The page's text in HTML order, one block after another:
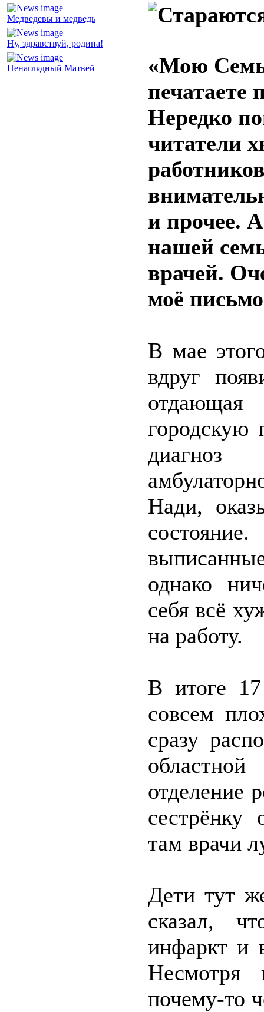
Медведевы и медведь
Ну, здравствуй, родина!
Ненаглядный Матвей
«Мою
печатаете
Нередко
читатели
и прочее.
нашей
врачей.
моё
В мае
вдруг
городскую
диагноз
Нади,
однако
себя всё
на работу.
В итоге
совсем
сразу
отделение
сестрёнку
там врачи
Дети тут
сказал,
инфаркт и
Несмотря
почему-то